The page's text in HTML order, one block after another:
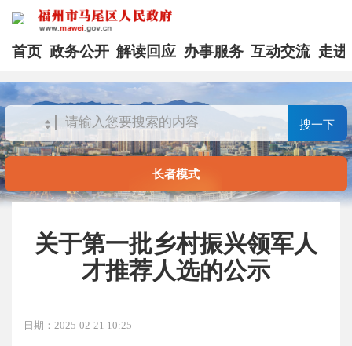
首页 政务公开 解读回应 办事服务 互动交流 走进
搜一下
长者模式
关于第一批乡村振兴领军人
才推荐人选的公示
日期：2025-02-21 10:25